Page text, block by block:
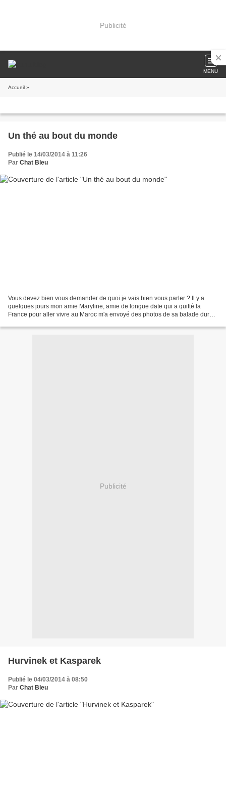
Publicité
MENU
Accueil »
Un thé au bout du monde
Publié le 14/03/2014 à 11:26
Par Chat Bleu
Vous devez bien vous demander de quoi je vais bien vous parler ? Il y a
quelques jours mon amie Maryline, amie de longue date qui a quitté la
France pour aller vivre au Maroc m'a envoyé des photos de sa balade durant
Publicité
Hurvinek et Kasparek
Publié le 04/03/2014 à 08:50
Par Chat Bleu